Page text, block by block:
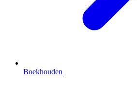
Boekhouden